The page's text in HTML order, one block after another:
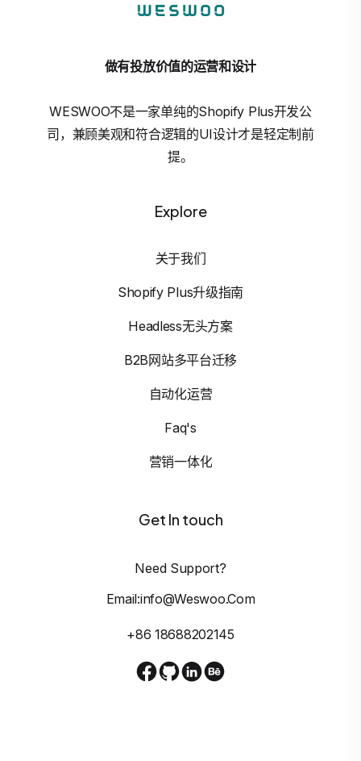
做有投放价值的运营和设计
WESWOO不是一家单纯的Shopify Plus开发公
司，兼顾美观和符合逻辑的UI设计才是轻定制前
提。
Explore
关于我们
Shopify Plus升级指南
Headless无头方案
B2B网站多平台迁移
自动化运营
Faq's
营销一体化
Get In touch
Need Support?
Email:info@weswoo.com
+86 18688202145